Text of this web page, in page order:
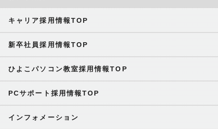
キャリア採用情報TOP
新卒社員採用情報TOP
ひよこパソコン教室採用情報TOP
PCサポート採用情報TOP
インフォメーション